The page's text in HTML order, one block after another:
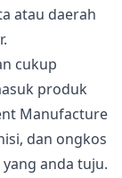
atau daerah
cukup
produk
Manufacture
dan ongkos
anda tuju.